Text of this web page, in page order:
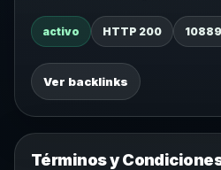
activo HTTP 200
Ver backlinks
Términos y